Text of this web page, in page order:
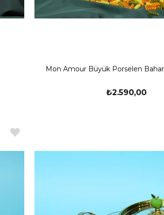
Mon Amour Büyük Porselen
₺2.590,00